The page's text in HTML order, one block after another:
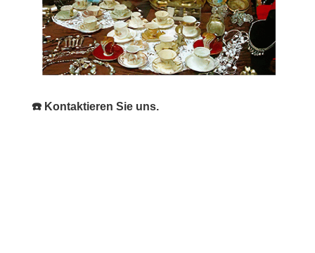
☎️ Kontaktieren Sie uns.